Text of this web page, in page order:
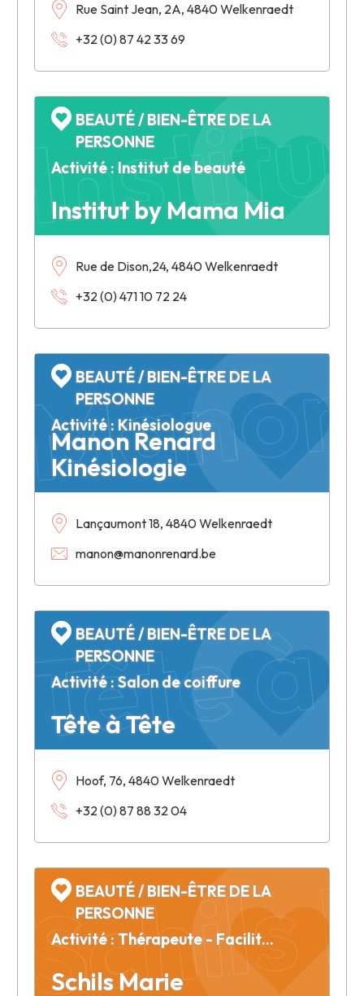
Rue Saint Jean, 2A, 4840 Welkenraedt
+32 (0) 87 42 33 69
Institut by Mama Mia
BEAUTÉ / BIEN-ÊTRE DE LA
PERSONNE
Activité : Institut de beauté
Rue de Dison,24, 4840 Welkenraedt
+32 (0) 471 10 72 24
Manon Renard
Kinésiologie
BEAUTÉ / BIEN-ÊTRE DE LA
PERSONNE
Activité : Kinésiologue
Lançaumont 18, 4840 Welkenraedt
manon@manonrenard.be
Tête à
Tête à Tête
BEAUTÉ / BIEN-ÊTRE DE LA
PERSONNE
Activité : Salon de coiffure
Hoof, 76, 4840 Welkenraedt
+32 (0) 87 88 32 04
Schils
Schils Marie
BEAUTÉ / BIEN-ÊTRE DE LA
PERSONNE
Activité : Thérapeute - Facilitatrice certifiée du Travail de B.K.